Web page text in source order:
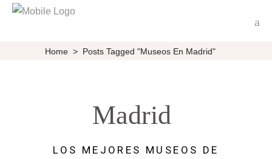
Home > Posts Tagged "museos En Madrid"
Madrid
LOS MEJORES MUSEOS DE